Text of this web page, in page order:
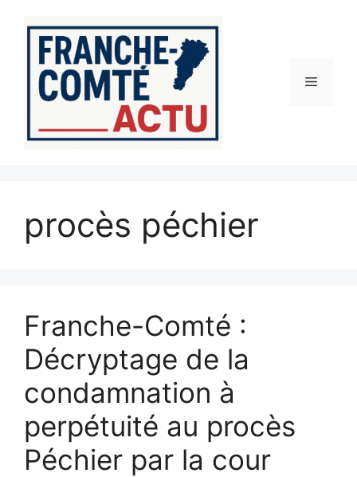
contenu
Menu
procès péchier
Franche-Comté :
Décryptage de la
condamnation à
perpétuité au procès
Péchier par la cour